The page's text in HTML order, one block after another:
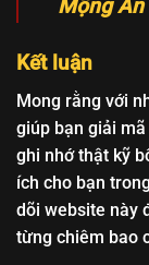
Mộng
Kết luận
Mong rằng với
giúp bạn giải
ghi nhớ thật kỹ
ích cho bạn
dõi website này
từng chiêm bao